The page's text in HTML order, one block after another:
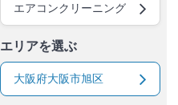
エアコンクリーニング
エリアを選ぶ
大阪府大阪市旭区